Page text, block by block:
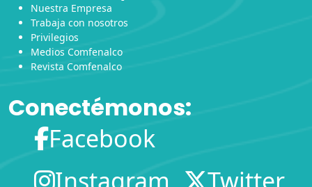
Nuestra Empresa
Trabaja con nosotros
Privilegios
Medios Comfenalco
Revista Comfenalco
Conectémonos:
Facebook
Instagram
Twitter